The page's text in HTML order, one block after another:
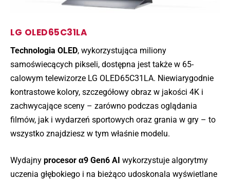
LG OLED65C31LA
Technologia OLED, wykorzystująca miliony
samoświecących pikseli, dostępna jest także w 65-
calowym telewizorze LG OLED65C31LA. Niewiarygodnie
kontrastowe kolory, szczegółowy obraz w jakości 4K i
zachwycające sceny – zarówno podczas oglądania
filmów, jak i wydarzeń sportowych oraz grania w gry – to
wszystko znajdziesz w tym właśnie modelu.
Wydajny procesor α9 Gen6 AI wykorzystuje algorytmy
uczenia głębokiego i na bieżąco udoskonala wyświetlane